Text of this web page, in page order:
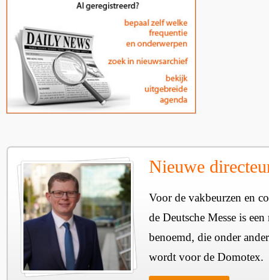
Nieuwe
Voor de vakbeurzen en
de Deutsche Messe is
benoemd, die onder
wordt voor de Domotex.